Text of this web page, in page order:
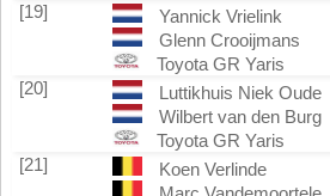
[19]
Yannick Vrielink
Glenn Crooijmans
Toyota GR Yaris
[20]
Luttikhuis Niek Oude
Wilbert van den Burg
Toyota GR Yaris
[21]
Koen Verlinde